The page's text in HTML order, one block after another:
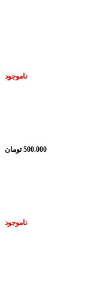
ناموجود
500.000 تومان
ناموجود